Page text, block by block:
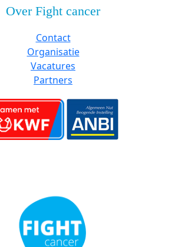
Over Fight cancer
Contact
Organisatie
Vacatures
Partners